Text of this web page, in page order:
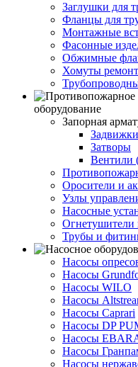
Заглушки для
Фланцы для
Монтажные
Фасонные
Обжимные
Хомуты
оборудование
Запорная
Задвижки
Затворы
Вентили
Оросители и
Узлы
Насосные
Трубы и
Насосы
Насосы
Насосы WILO
Насосы
Насосы Caprari
Насосы DP
Насосы
Насосы
Насосы